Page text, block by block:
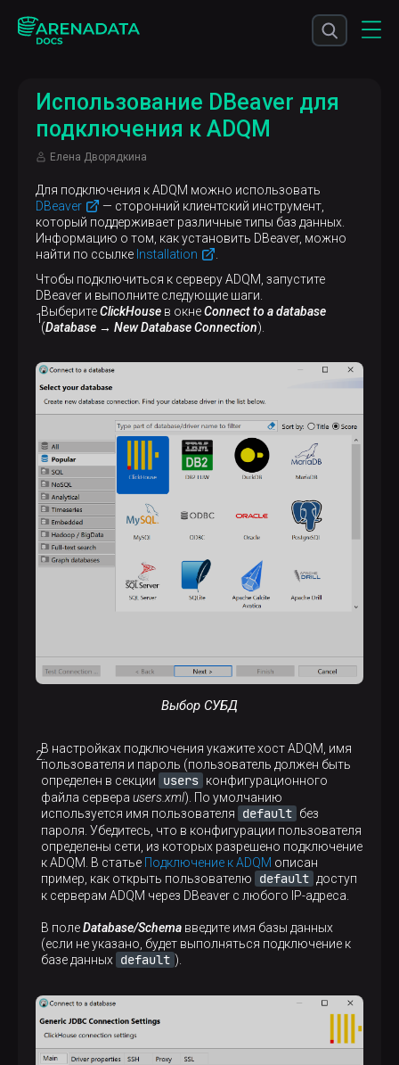
Использование DBeaver для
подключения к ADQM
Елена Дворядкина
Для подключения к ADQM можно использовать
DBeaver
— сторонний клиентский инструмент,
который поддерживает различные типы баз данных.
Информацию о том, как установить DBeaver, можно
найти по ссылке Installation
Чтобы подключиться к серверу ADQM, запустите
DBeaver и выполните следующие шаги.
ВыберитеClickHouse в окнеConnect to a database
(Database → New Database Connection).
Выбор СУБД
В настройках подключения укажите хост ADQM, имя
пользователя и пароль (пользователь должен быть
определен в секции
users конфигурационного
файла сервера users.xml). По умолчанию
используется имя пользователя
default без
пароля. Убедитесь, что в конфигурации пользователя
определены сети, из которых разрешено подключение
к ADQM. В статье Подключение к ADQM описан
пример, как открыть пользователю
default доступ
к серверам ADQM через DBeaver с любого IP-адреса.
В полеDatabase/Schema введите имя базы данных
(если не указано, будет выполняться подключение к
базе данных
default ).